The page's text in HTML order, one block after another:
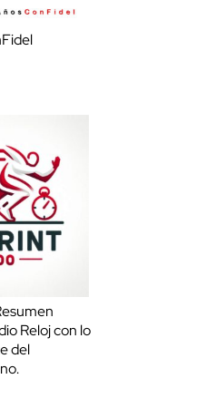
Reloj con lo
del